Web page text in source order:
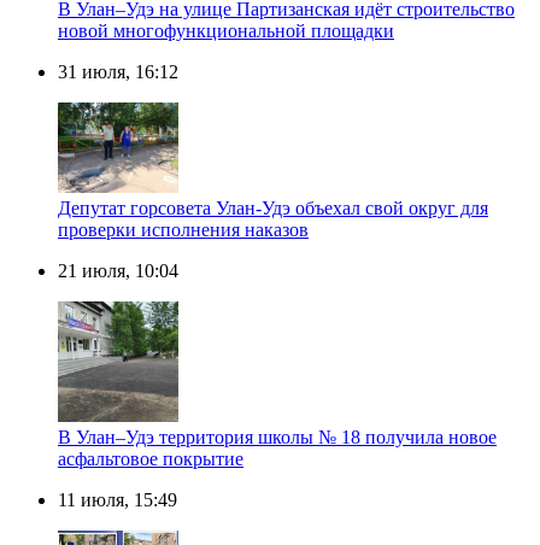
В Улан–Удэ на улице Партизанская идёт строительство
новой многофункциональной площадки
31 июля, 16:12
Депутат горсовета Улан-Удэ объехал свой округ для
проверки исполнения наказов
21 июля, 10:04
В Улан–Удэ территория школы № 18 получила новое
асфальтовое покрытие
11 июля, 15:49